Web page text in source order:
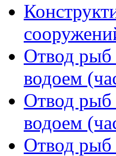
Отвод рыб
водоем
Отвод рыб
водоем
Отвод рыб